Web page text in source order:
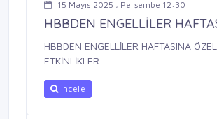
15 Mayıs 2025 , Perşembe 12:30
HBBDEN ENGELLİLER
HBBDEN ENGELLİLER HAFTASINA ÖZEL
ETKİNLİKLER
İncele